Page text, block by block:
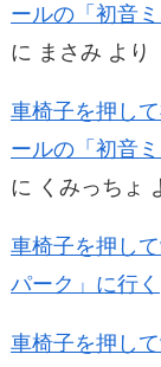
ールの「初音
に まさみ より
車椅子を押し
ールの「初音
に くみっちょ
車椅子を押し
パーク」に行く
車椅子を押し